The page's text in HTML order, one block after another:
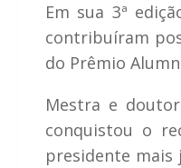
Em sua 3ª
contribuíram
do Prêmio
Mestra e
conquistou o
presidente mais